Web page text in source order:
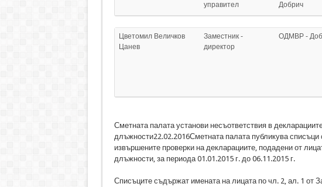
управител
Добрич
Цветомил Величков
Цанев
Заместник -
директор
ОДМВР -
Сметната палата установи несъответствия в
длъжности22.02.2016Сметната палата публикува списъци
извършените проверки на декларациите, подадени от
длъжности, за периода 01.01.2015 г. до 06.11.2015 г.
Списъците съдържат имената на лицата по чл. 2, ал. 1 от